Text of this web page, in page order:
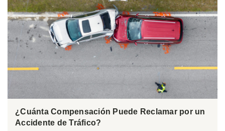
¿Cuánta Compensación Puede Reclamar por un
Accidente de Tráfico?